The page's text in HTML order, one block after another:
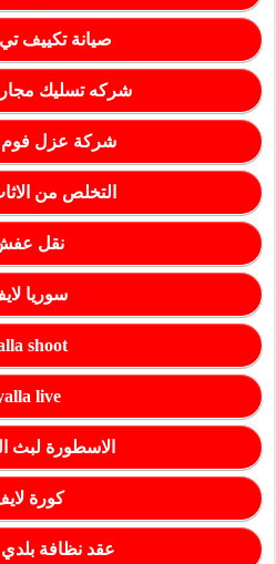
صيانة تكييف
شركه تسليك
شركة عزل فوم
التخلص من
نقل
سوريا
shoot
live
الاسطورة لبث
كورة
عقد نظافة بلدي